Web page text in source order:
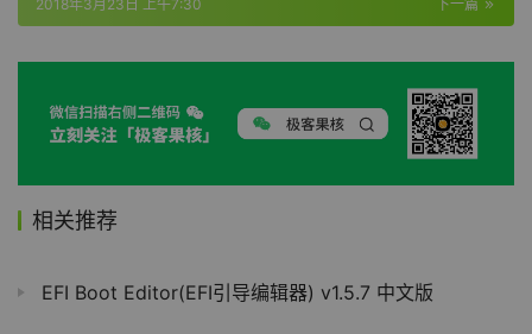
下一篇
2018年3月23日 上午7:30
相关推荐
EFI Boot Editor(EFI引导编辑器) v1.5.7 中文版